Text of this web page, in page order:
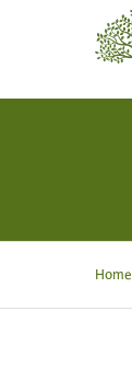
Home